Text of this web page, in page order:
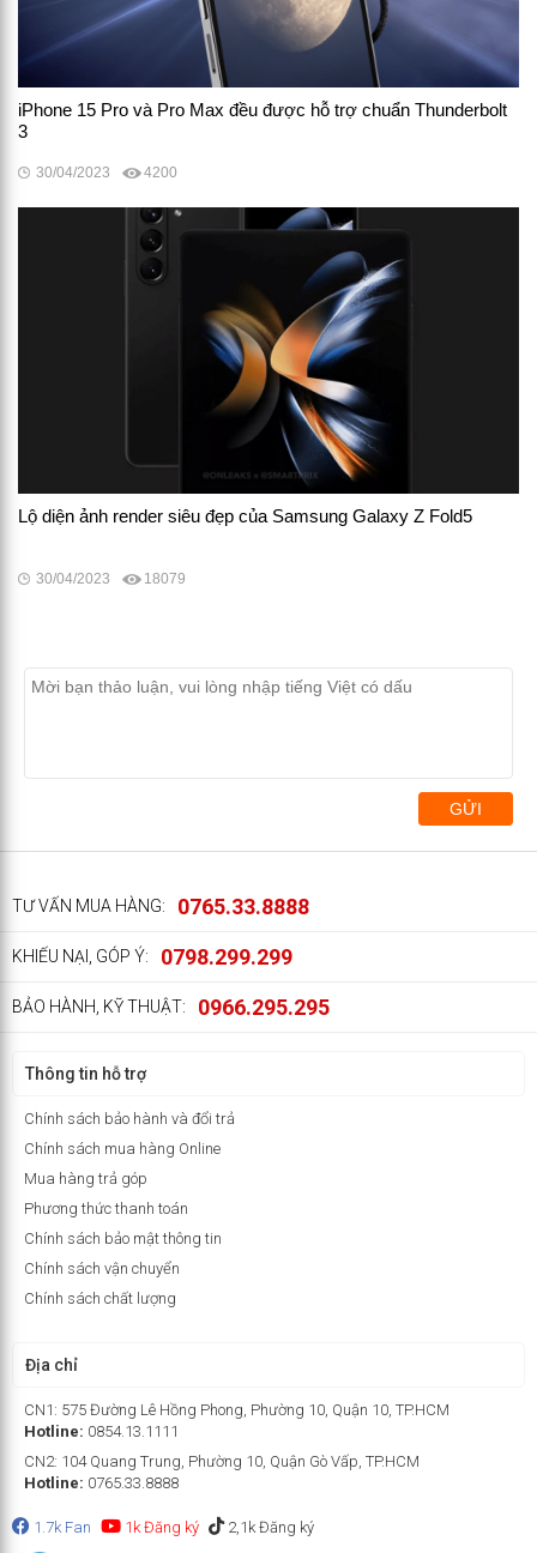
iPhone 15 Pro và Pro Max đều được hỗ trợ chuẩn Thunderbolt
3
30/04/2023 4200
Lộ diện ảnh render siêu đẹp của Samsung Galaxy Z Fold5
30/04/2023 18079
GỬI
TƯ VẤN MUA HÀNG: 0765.33.8888
KHIẾU NẠI, GÓP Ý: 0798.299.299
BẢO HÀNH, KỸ THUẬT: 0966.295.295
Thông tin hỗ trợ
Chính sách bảo hành và đổi trả
Chính sách mua hàng Online
Mua hàng trả góp
Phương thức thanh toán
Chính sách bảo mật thông tin
Chính sách vận chuyển
Chính sách chất lượng
Địa chỉ
CN1: 575 Đường Lê Hồng Phong, Phường 10, Quận 10, TP.HCM
Hotline: 0854.13.1111
CN2: 104 Quang Trung, Phường 10, Quận Gò Vấp, TP.HCM
Hotline: 0765.33.8888
1.7k Fan 1k Đăng ký 2,1k Đăng ký